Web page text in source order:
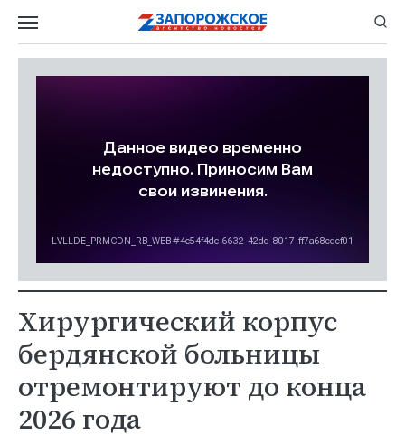
Хирургический корпус
бердянской больницы
отремонтируют до конца
2026 года